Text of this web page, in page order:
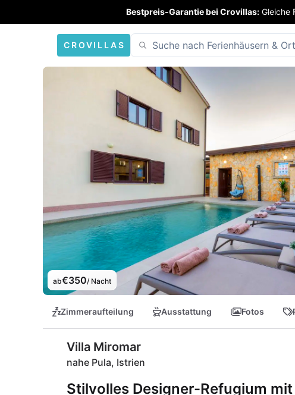
Bestpreis-Garantie bei Crovillas: Gleiche
CROVILLAS
ab€350/ Nacht
Zimmeraufteilung Ausstattung Fotos
Villa Miromar
nahe Pula, Istrien
Stilvolles Designer-Refugium